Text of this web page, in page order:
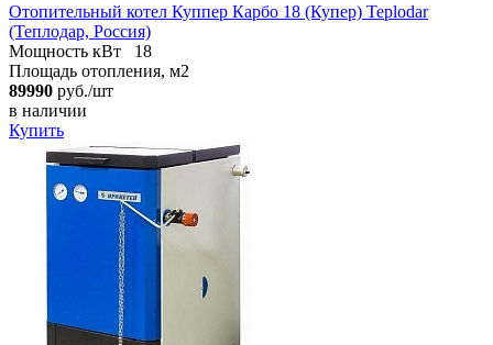
Отопительный котел Куппер Карбо 18 (Купер) Teplodar
(Теплодар, Россия)
Мощность кВт
18
Площадь отопления, м2
89990 руб./шт
в наличии
Купить